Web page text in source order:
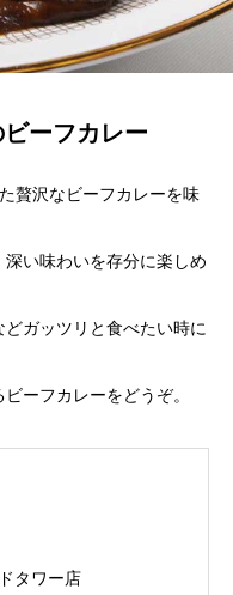
ーフカレー
贅沢なビーフカレーを味
い味わいを存分に楽しめ
ガッツリと食べたい時に
ーフカレーをどうぞ。
タワー店